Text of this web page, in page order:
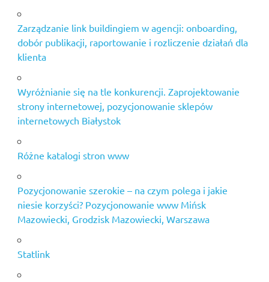
Zarządzanie link buildingiem w agencji: onboarding,
dobór publikacji, raportowanie i rozliczenie działań dla
klienta
Wyróżnianie się na tle konkurencji. Zaprojektowanie
strony internetowej, pozycjonowanie sklepów
internetowych Białystok
Różne katalogi stron www
Pozycjonowanie szerokie – na czym polega i jakie
niesie korzyści? Pozycjonowanie www Mińsk
Mazowiecki, Grodzisk Mazowiecki, Warszawa
Statlink